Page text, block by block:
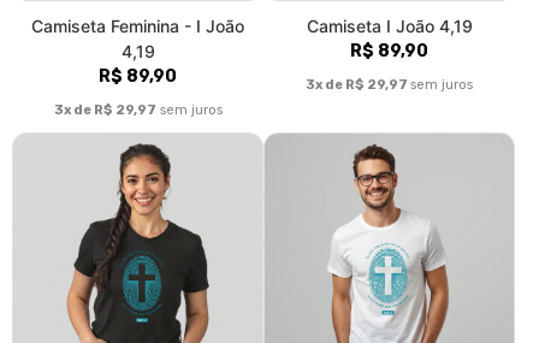
Camiseta Feminina - I João
4,19
R$ 89,90
3x de R$ 29,97 sem juros
Camiseta I João 4,19
R$ 89,90
3x de R$ 29,97 sem juros